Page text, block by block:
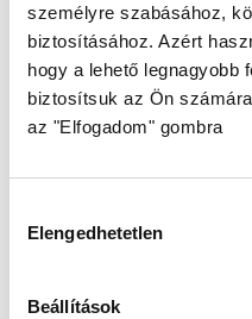
személyre szabásához,
biztosításához. Azért
hogy a lehető legnagyobb
biztosítsuk az Ön
az "Elfogadom" gombra
kiválasztása
Elengedhetetlen
Beállítások
10105090-54-01L
Bruttó akciós ár
200 800 Ft
KDD 100 B
Magasság